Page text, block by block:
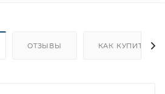
ОТЗЫВЫ КАК КУПИТЬ